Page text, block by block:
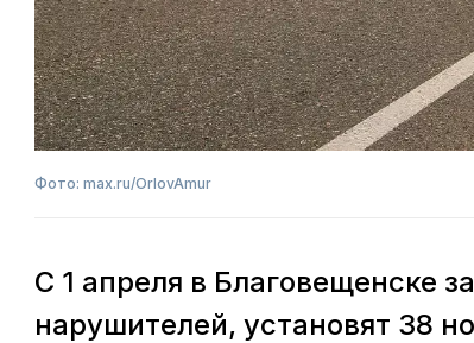
Фото: max.ru/OrlovAmur
С 1 апреля в Благовещенске
нарушителей, установят 38